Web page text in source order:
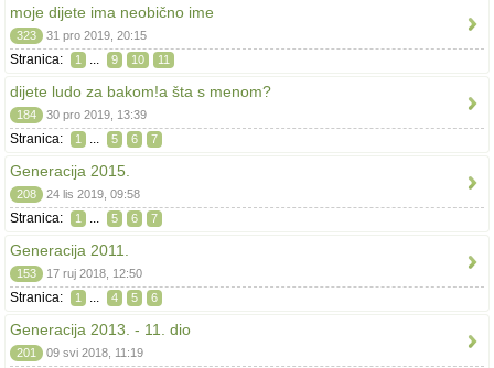
moje dijete ima neobično ime
323 31 pro 2019, 20:15
Stranica: 1 ... 9 10 11
dijete ludo za bakom!a šta s menom?
184 30 pro 2019, 13:39
Stranica: 1 ... 5 6 7
Generacija 2015.
208 24 lis 2019, 09:58
Stranica: 1 ... 5 6 7
Generacija 2011.
153 17 ruj 2018, 12:50
Stranica: 1 ... 4 5 6
Generacija 2013. - 11. dio
201 09 svi 2018, 11:19